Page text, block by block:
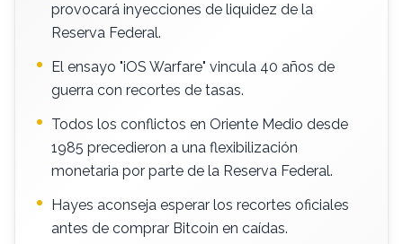
provocará inyecciones de liquidez de la
Reserva Federal.
El ensayo "iOS Warfare" vincula 40 años de
guerra con recortes de tasas.
Todos los conflictos en Oriente Medio desde
1985 precedieron a una flexibilización
monetaria por parte de la Reserva Federal.
Hayes aconseja esperar los recortes oficiales
antes de comprar Bitcoin en caídas.